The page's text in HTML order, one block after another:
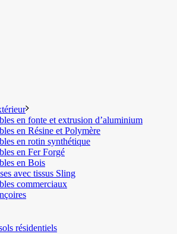
en fonte et extrusion d’aluminium
en Résine et Polymère
en rotin synthétique
en Fer Forgé
en Bois
avec tissus Sling
commerciaux
résidentiels